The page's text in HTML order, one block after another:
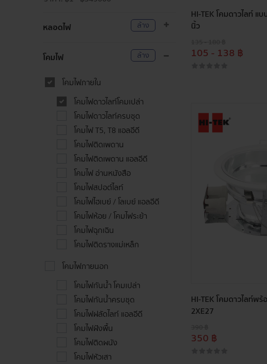
หลอดไฟ ล้าง
โคมไฟ ล้าง
โคมไฟภายใน
โคมไฟดาวไลท์โคมเปล่า
โคมไฟดาวไลท์ครบชุด
โคมไฟ T5, T8 แอลอีดี
โคมไฟติดเพดาน
โคมไฟติดเพดาน แอลอีดี
โคมไฟ อ่านหนังสือ
โคมไฟสปอต์ไลท์
โคมไฟไฮเบย์ / โลเบย์ แอลอีดี
โคมไฟห้อย / โคมไฟระย้า
โคมไฟฉุกเฉิน
โคมไฟติดรางแม่เหล็ก
โคมไฟภายนอก
โคมไฟกันน้ำ โคมเปล่า
โคมไฟกันน้ำครบชุด
โคมไฟฝลัดไลท์ แอลอีดี
โคมไฟฝังพื้น
โคมไฟติดผนัง
โคมไฟหัวเสา
HI-TEK โคมดาวไลท์ แ
นิ้ว
105 - 138 ฿
HI-TEK โคมดาวไลท์พ
2XE27
350 ฿